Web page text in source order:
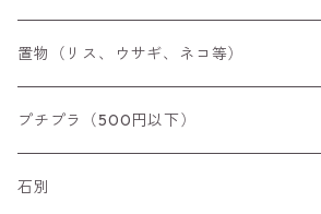
空枠
リング
ペンダントトップ
置物（リス、ウサギ、ネコ等）
プチプラ（500円以下）
石別